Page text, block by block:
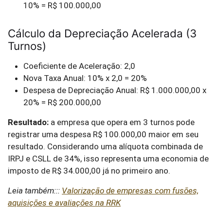
10% = R$ 100.000,00
Cálculo da Depreciação Acelerada (3
Turnos)
Coeficiente de Aceleração: 2,0
Nova Taxa Anual: 10% x 2,0 = 20%
Despesa de Depreciação Anual: R$ 1.000.000,00 x
20% = R$ 200.000,00
Resultado: a empresa que opera em 3 turnos pode
registrar uma despesa R$ 100.000,00 maior em seu
resultado. Considerando uma alíquota combinada de
IRPJ e CSLL de 34%, isso representa uma economia de
imposto de R$ 34.000,00 já no primeiro ano.
Leia também::: Valorização de empresas com fusões,
aquisições e avaliações na RRK